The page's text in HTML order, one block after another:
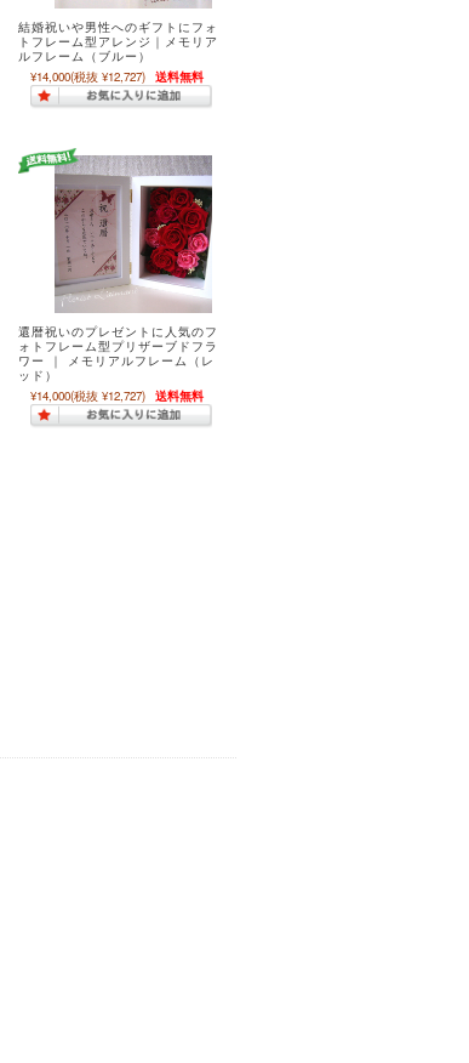
結婚祝いや男性へのギフトにフォ
トフレーム型アレンジ｜メモリア
ルフレーム（ブルー）
¥14,000(税抜 ¥12,727) 送料無料
還暦祝いのプレゼントに人気のフ
ォトフレーム型プリザーブドフラ
ワー ｜ メモリアルフレーム（レ
ッド）
¥14,000(税抜 ¥12,727) 送料無料